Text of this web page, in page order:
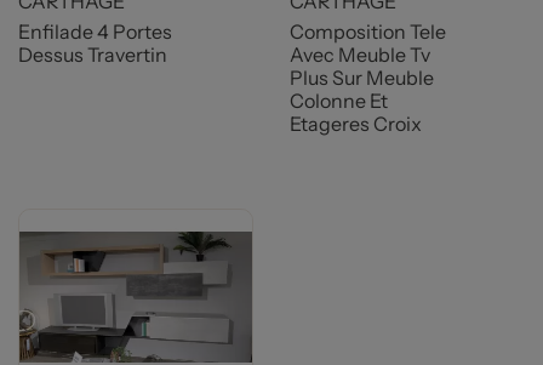
Enfilade 4 Portes
Dessus Travertin
Composition Tele
Avec Meuble Tv
Plus Sur Meuble
Colonne Et
Etageres Croix